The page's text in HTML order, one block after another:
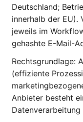
Deutschland;
innerhalb der EU).
jeweils im
gehashte E-Mail-
Rechtsgrundlage:
(effiziente
Anbieter besteht